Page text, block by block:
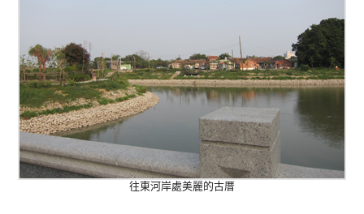
往東河岸處美麗的古厝